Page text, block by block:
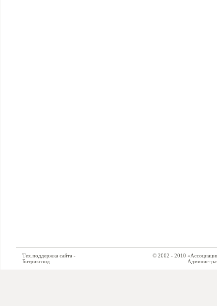
Тех.поддержка сайта -
Битриксоид
© 2002 - 2010 «Ассоциация